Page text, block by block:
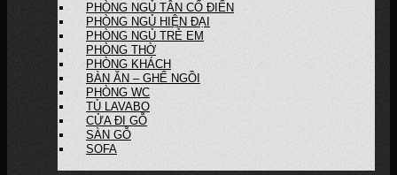
PHÒNG NGỦ TÂN CỔ ĐIỂN
PHÒNG NGỦ HIỆN ĐẠI
PHÒNG NGỦ TRẺ EM
PHÒNG THỜ
PHÒNG KHÁCH
BÀN ĂN – GHẾ NGỒI
PHÒNG WC
TỦ LAVABO
CỬA ĐI GỖ
SÀN GỖ
SOFA